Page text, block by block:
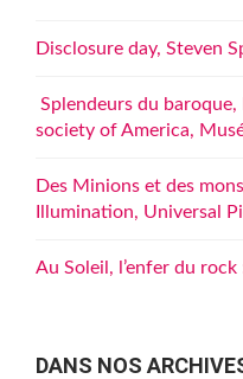
Disclosure day, Steven
Splendeurs du
society of America,
Des Minions et des
Illumination, Universal
Au Soleil, l’enfer du
DANS NOS